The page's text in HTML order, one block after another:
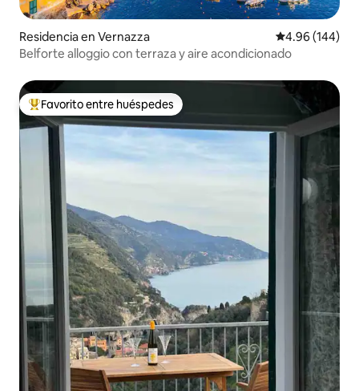
Residencia en Vernazza Calificación
4.96 (144)
Belforte alloggio con terraza y aire acondicionado
De los mejores en Favorito entre huéspedes
Favorito entre huéspedes